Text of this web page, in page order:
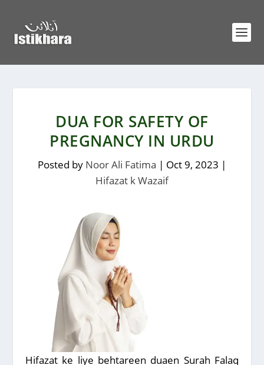
DUA FOR SAFETY OF
PREGNANCY IN URDU
Posted by Noor Ali Fatima | Oct 9, 2023 |
Hifazat k Wazaif
Hifazat ke liye behtareen duaen Surah Falaq